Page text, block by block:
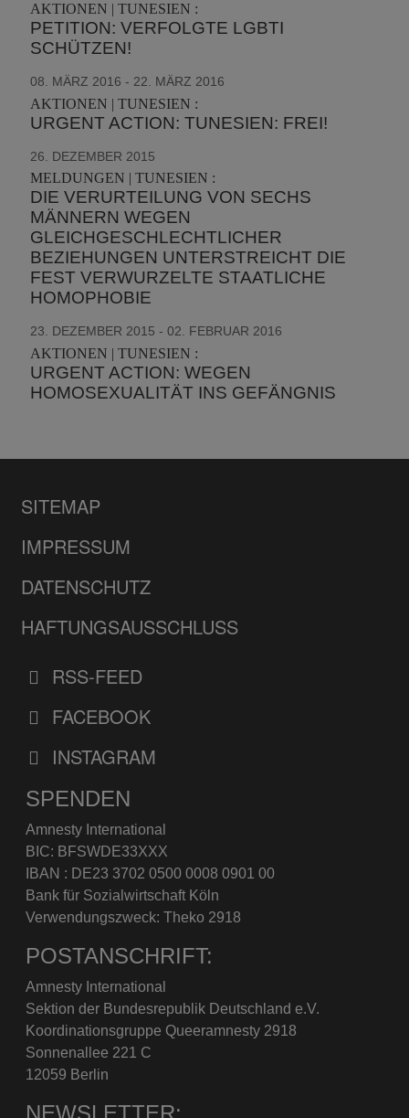
AKTIONEN | TUNESIEN :
PETITION: VERFOLGTE LGBTI
SCHÜTZEN!
08. MÄRZ 2016 - 22. MÄRZ 2016
AKTIONEN | TUNESIEN :
URGENT ACTION: TUNESIEN: FREI!
26. DEZEMBER 2015
MELDUNGEN | TUNESIEN :
DIE VERURTEILUNG VON SECHS
MÄNNERN WEGEN
GLEICHGESCHLECHTLICHER
BEZIEHUNGEN UNTERSTREICHT DIE
FEST VERWURZELTE STAATLICHE
HOMOPHOBIE
23. DEZEMBER 2015 - 02. FEBRUAR 2016
AKTIONEN | TUNESIEN :
URGENT ACTION: WEGEN
HOMOSEXUALITÄT INS GEFÄNGNIS
SITEMAP
IMPRESSUM
DATENSCHUTZ
HAFTUNGSAUSSCHLUSS
RSS-FEED
FACEBOOK
INSTAGRAM
SPENDEN
Amnesty International
BIC: BFSWDE33XXX
IBAN : DE23 3702 0500 0008 0901 00
Bank für Sozialwirtschaft Köln
Verwendungszweck: Theko 2918
POSTANSCHRIFT:
Amnesty International
Sektion der Bundesrepublik Deutschland e.V.
Koordinationsgruppe Queeramnesty 2918
Sonnenallee 221 C
12059 Berlin
NEWSLETTER: